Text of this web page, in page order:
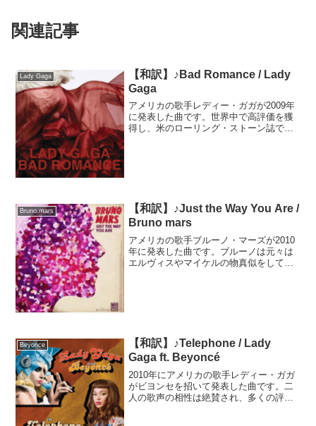
関連記事
Lady Gaga
【和訳】♪Bad Romance / Lady
Gaga
アメリカの歌手レディー・ガガが2009年
に発表した曲です。世界中で高評価を獲
得し、米のローリング・ストーン誌では
Bruno mars
【和訳】♪Just the Way You Are /
Bruno mars
アメリカの歌手ブルーノ・マーズが2010
年に発表した曲です。ブルーノは元々は
エルヴィスやマイケルの物真似をして人
Beyonce
【和訳】♪Telephone / Lady
Gaga ft. Beyoncé
2010年にアメリカの歌手レディー・ガガ
がビヨンセを招いて発表した曲です。二
人の歌声の相性は絶賛され、多くの評論